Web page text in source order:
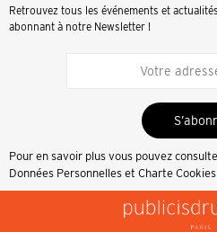
Retrouvez tous les événements et
abonnant à notre Newsletter !
Pour en savoir plus vous pouvez
Données Personnelles et Charte Cookies